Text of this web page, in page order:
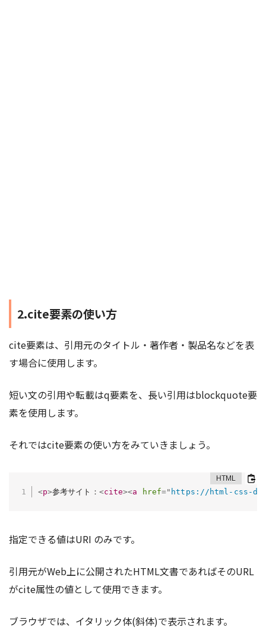
2.cite要素の使い方
cite要素は、引用元のタイトル・著作者・製品名などを表
す場合に使用します。
短い文の引用や転載はq要素を、長い引用はblockquote要
素を使用します。
それではcite要素の使い方をみていきましょう。
<p>参考サイト： <cite><a href=" https://html-css-
指定できる値はURI のみです。
引用元がWeb上に公開されたHTML文書であればそのURL
がcite属性の値として使用できます。
ブラウザでは、イタリック体(斜体)で表示されます。